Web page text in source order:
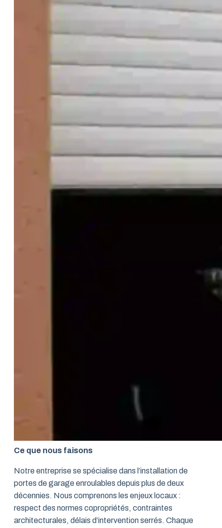
Ce que nous faisons
Notre entreprise se spécialise dans l’installation de
portes de garage enroulables depuis plus de deux
décennies. Nous comprenons les enjeux locaux :
respect des normes copropriétés, contraintes
architecturales, délais d’intervention serrés. Chaque